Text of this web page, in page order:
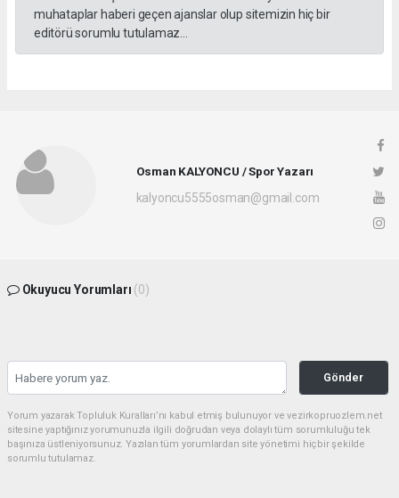
muhataplar haberi geçen ajanslar olup sitemizin hiç bir
editörü sorumlu tutulamaz...
Osman KALYONCU / Spor Yazarı
kalyoncu5555osman@gmail.com
Okuyucu Yorumları (0)
Gönder
Yorum yazarak Topluluk Kuralları’nı kabul etmiş bulunuyor ve vezirkopruozlem.net
sitesine yaptığınız yorumunuzla ilgili doğrudan veya dolaylı tüm sorumluluğu tek
başınıza üstleniyorsunuz. Yazılan tüm yorumlardan site yönetimi hiçbir şekilde
sorumlu tutulamaz.